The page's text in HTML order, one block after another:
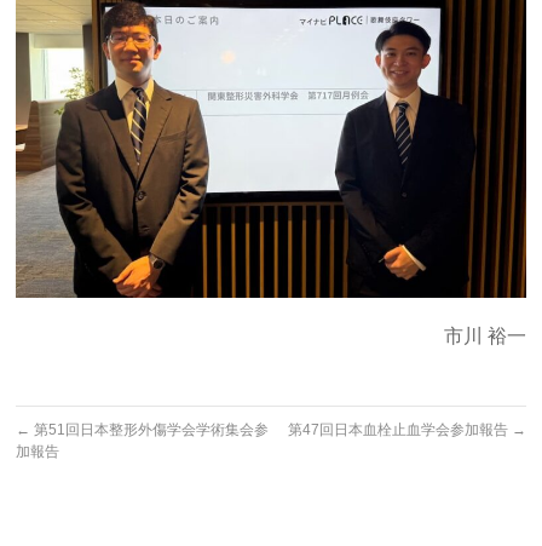
市川 裕一
← 第51回日本整形外傷学会学術集会参
加報告
第47回日本血栓止血学会参加報告 →